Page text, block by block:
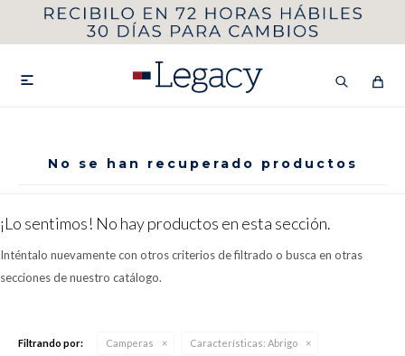

No se han recuperado productos
¡Lo sentimos! No hay productos en esta sección.
Inténtalo nuevamente con otros criterios de filtrado o busca en otras
secciones de nuestro catálogo.
Filtrando por: Camperas Características: Abrigo
MI CUENTA
VER COLECCIÓN DE HOMBRE